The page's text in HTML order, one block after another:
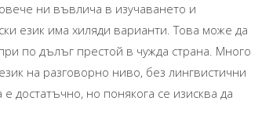
ни въвлича в изучаването и
език има хиляди варианти. Това може да
по дълъг престой в чужда страна. Много
на разговорно ниво, без лингвистични
достатъчно, но понякога се изисква да